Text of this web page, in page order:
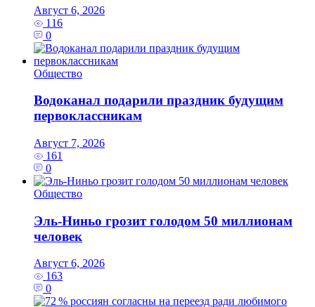
Август 6, 2026
116
0
Общество
Водоканал подарили праздник будущим
первоклассникам
Август 7, 2026
161
0
Общество
Эль‑Ниньо грозит голодом 50 миллионам
человек
Август 6, 2026
163
0